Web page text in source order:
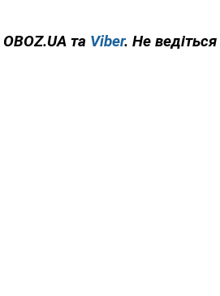
OBOZ.UA та Viber. Не ведіться